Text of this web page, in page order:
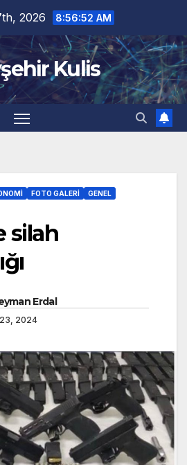
2026 8:56:53 AM
Kulis
FOTO GALERI
GENEL
silah
Erdal
2024